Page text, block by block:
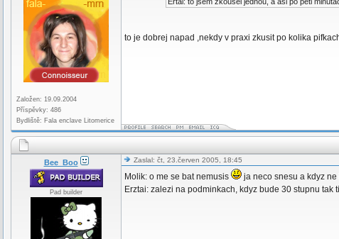
Založen: 19.09.2004
Příspěvky: 486
Bydliště: Fala enclave Litomerice
to je dobrej napad ,nekdy v praxi zkusit po kolika
Bee_Boo
Pad builder
Zaslal: čt, 23.červen 2005, 18:45
Molik: o me se bat nemusis
ja neco snesu a kdyz
Erztai: zalezi na podminkach, kdyz bude 30 stupnu tak